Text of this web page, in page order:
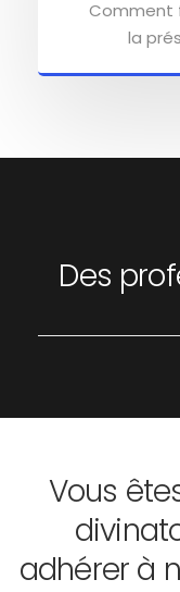
Comment
la
Des
Vous
adhérer à